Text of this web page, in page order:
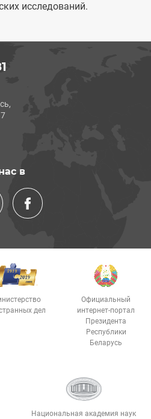
исследований.
в
дел
Официальный
интернет-портал
Президента
Республики
Беларусь
Национальная академия наук